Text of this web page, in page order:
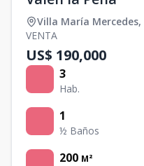
Villa María Mercedes,
VENTA
US$ 190,000
3
Hab.
1
½ Baños
200 M²